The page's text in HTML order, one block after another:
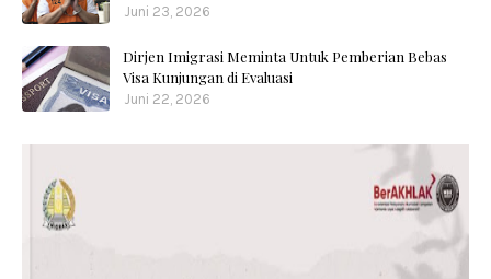
Juni 23, 2026
Dirjen Imigrasi Meminta Untuk Pemberian Bebas
Visa Kunjungan di Evaluasi
Juni 22, 2026